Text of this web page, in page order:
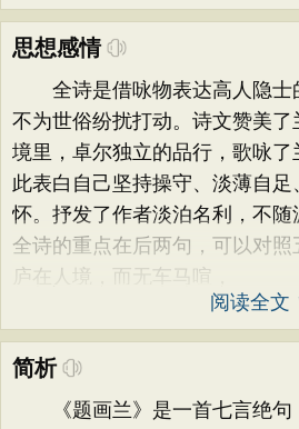
思想感情
全诗是借咏物表达高人隐士
不为世俗纷扰打动。诗文赞美
境里，卓尔独立的品行，歌咏
此表白自己坚持操守、淡薄自
怀。抒发了作者淡泊名利，不随
全诗的重点在后两句，可以对照
庐在人境，而无车马喧，
阅读全文
简析
《题画兰》是一首七言绝句